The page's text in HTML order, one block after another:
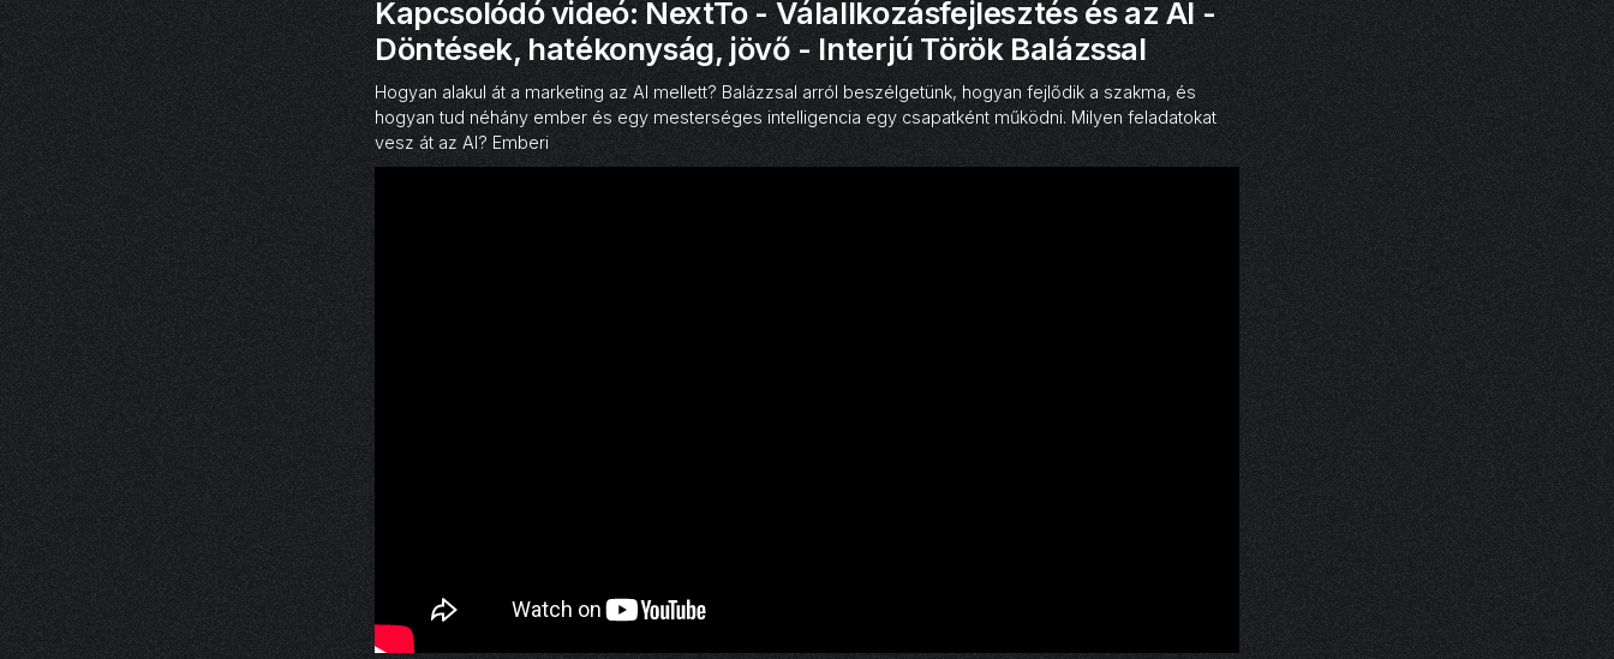
Kapcsolódó videó: NextTo - Válallkozásfejlesztés és az AI -
Döntések, hatékonyság, jövő - Interjú Török Balázssal
Hogyan alakul át a marketing az AI mellett? Balázzsal arról beszélgetünk, hogyan fejlődik a szakma, és
hogyan tud néhány ember és egy mesterséges intelligencia egy csapatként működni. Milyen feladatokat
vesz át az AI? Emberi